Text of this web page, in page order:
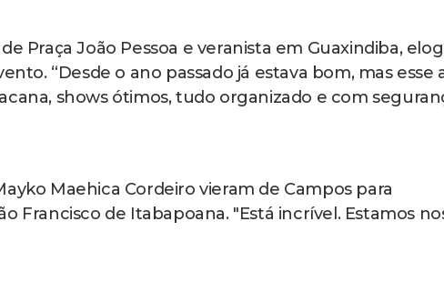
Praça João Pessoa e veranista em Guaxindiba,
“Desde o ano passado já estava bom, mas esse
shows ótimos, tudo organizado e com
Maehica Cordeiro vieram de Campos para
Francisco de Itabapoana. "Está incrível. Estamos